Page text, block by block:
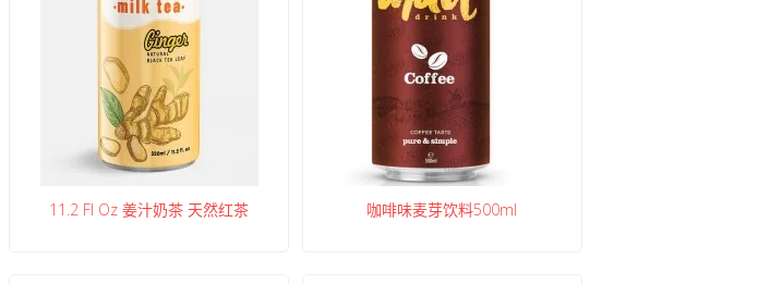
11.2 Fl Oz 姜汁奶茶 天然红茶 咖啡味麦芽饮料500ml